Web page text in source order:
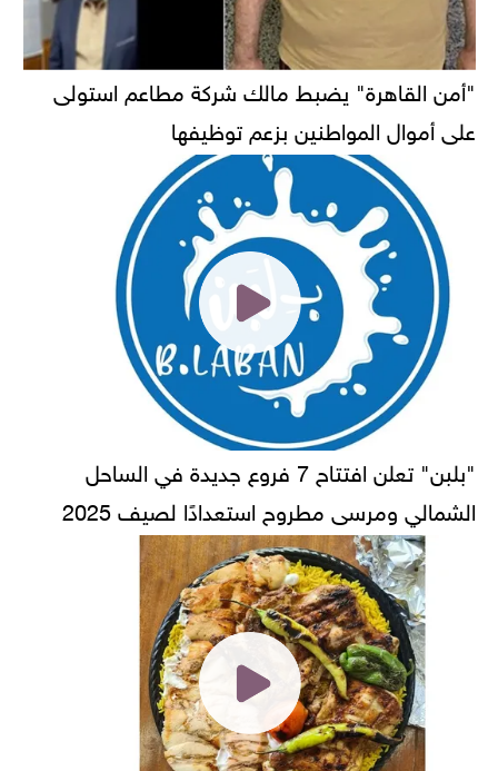
"أمن القاهرة" يضبط مالك شركة مطاعم استولى
على أموال المواطنين بزعم توظيفها
"بلبن" تعلن افتتاح 7 فروع جديدة في الساحل
الشمالي ومرسى مطروح استعدادًا لصيف 2025